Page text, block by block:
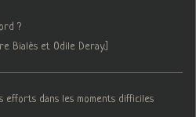
?
Bialès et Odile Deray.]
efforts dans les moments difficiles